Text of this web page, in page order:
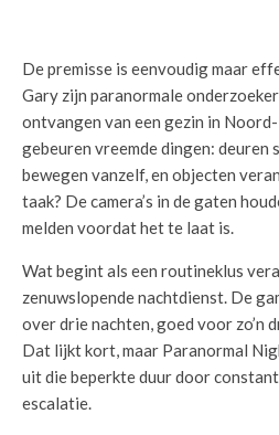
De premisse is eenvoudig maar
Gary zijn paranormale
ontvangen van een gezin in
gebeuren vreemde dingen: deuren
bewegen vanzelf, en objecten
taak? De camera’s in de gaten
melden voordat het te laat is.
Wat begint als een routineklus
zenuwslopende nachtdienst. De
over drie nachten, goed voor zo’n
Dat lijkt kort, maar Paranormal
uit die beperkte duur door
escalatie.